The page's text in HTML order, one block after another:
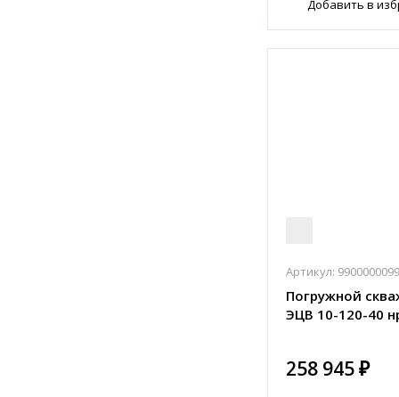
Добавить в
Артикул:
Погружной
ЭЦВ 10-120-40
258 945 ₽